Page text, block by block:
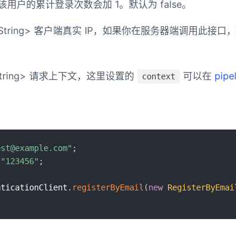
户的累计登录次数会加 1。默认为 false。
客户端真实 IP，如果你在服务器端调用此接口
请求上下文，这里设置的 context 可以在
;
"123456" ;
. registerByEmail (new